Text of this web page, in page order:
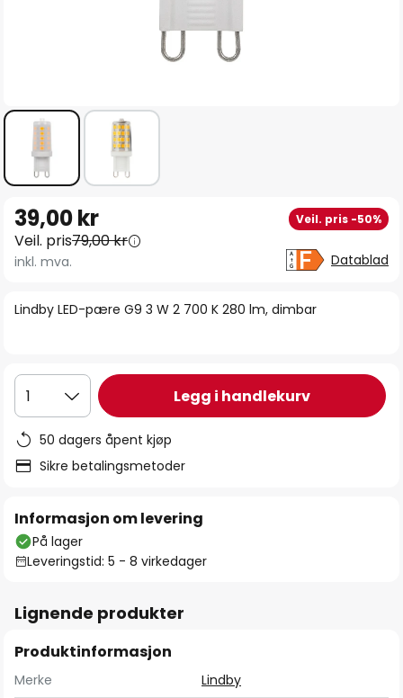
begynnelsen
av
Lindby LED-pære G9 3 W 2 700 K 280 lm, dimbar
39,00 kr Veil. pris -50%
Veil. pris79,00 kr
inkl. mva. Datablad
1 Legg i handlekurv
50 dagers åpent kjøp
Sikre betalingsmetoder
Informasjon om levering
På lager
Leveringstid: 5 - 8 virkedager
Lignende produkter
Produktinformasjon
Merke
Lindby